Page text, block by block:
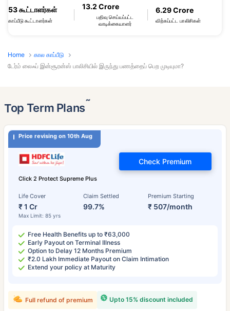
53 கூட்டாளர்கள்
காப்பீடு கூட்டாளர்கள்
13.2 Crore
பதிவு செய்யப்பட்ட
வாடிக்கையாளர்
6.29 Crore
விற்கப்பட்ட பாலிசிகள்
Home
கால காப்பீடு
டேர்ம் லைஃப் இன்சூரன்ஸ் பாலிசியில் இருந்து பணத்தைப் பெற முடியுமா?
Top Term Plans˜
Price revising on 10th Aug
Click 2 Protect Supreme Plus
Life Cover
₹ 1 Cr
Max Limit: 85 yrs
Claim Settled
99.7%
Premium Starting
₹ 507/month
Check Premium
Free Health Benefits up to ₹63,000
Early Payout on Terminal Illness
Option to Delay 12 Months Premium
₹2.0 Lakh Immediate Payout on Claim Intimation
Extend your policy at Maturity
Upto 15% discount included
Full refund of premium